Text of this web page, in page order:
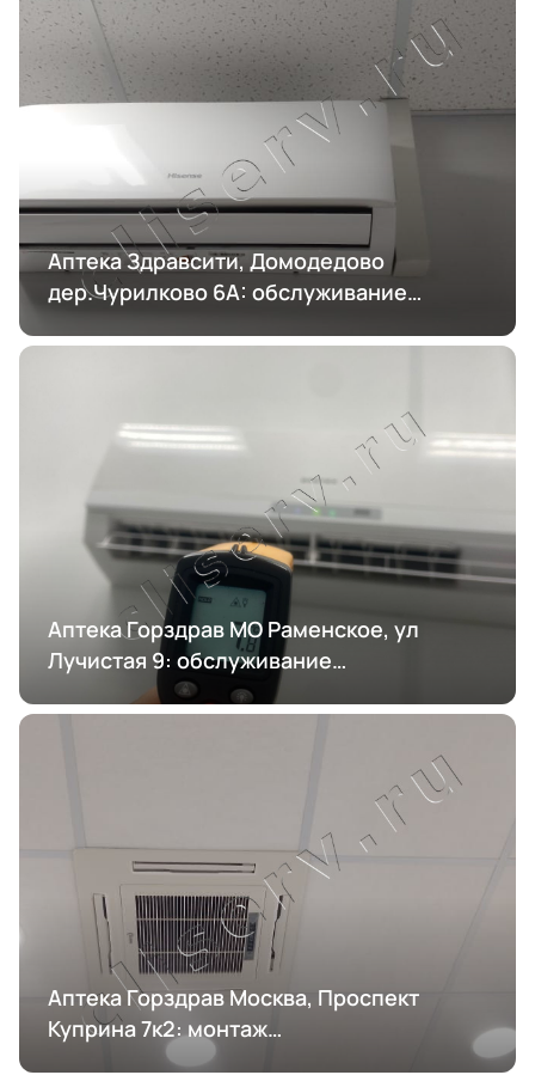
Аптека Здравсити, Домодедово
дер.Чурилково 6А: обслуживание
Аптека Горздрав МО Раменское, ул
Лучистая 9: обслуживание
кондиционирования
Аптека Горздрав Москва, Проспект
Куприна 7к2: монтаж
кондиционирования